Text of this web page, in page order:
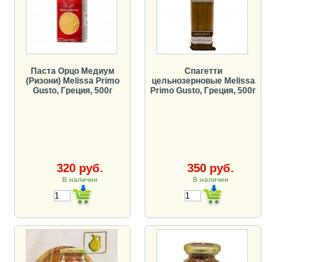
Паста Орцо Медиум
(Ризони) Melissa Primo
Gusto, Греция, 500г
320 руб.
В наличии
Спагетти
цельнозерновые Melissa
Primo Gusto, Греция, 500г
350 руб.
В наличии